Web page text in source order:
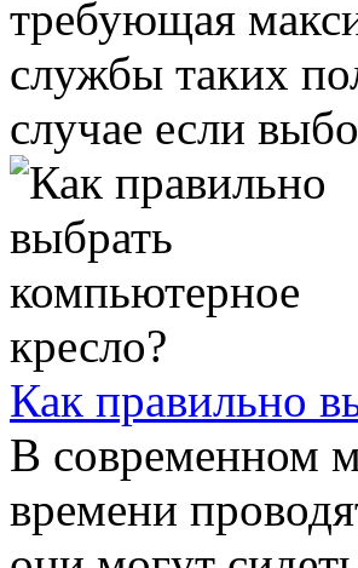
требующая
службы таких
случае если
Как правильно
В современном
времени